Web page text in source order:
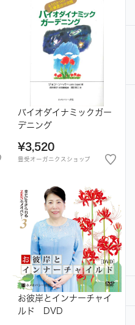
バイオダイナミックガー
デニング
¥3,520
豊受オーガニクスショップ
お彼岸とインナーチャイ
ルド DVD